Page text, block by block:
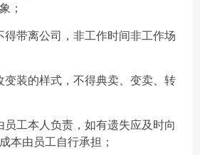
；
得带离公司，非工作时间非工作场
变装的样式，不得典卖、变卖、转
员工本人负责，如有遗失应及时向
本由员工自行承担；